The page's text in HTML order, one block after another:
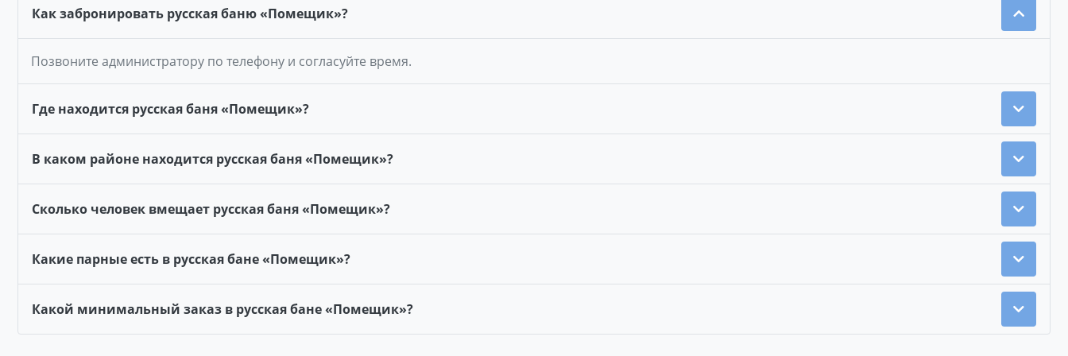
Как забронировать русская баню «Помещик»?
Позвоните администратору по телефону и согласуйте время.
Где находится русская баня «Помещик»?
В каком районе находится русская баня «Помещик»?
Сколько человек вмещает русская баня «Помещик»?
Какие парные есть в русская бане «Помещик»?
Какой минимальный заказ в русская бане «Помещик»?